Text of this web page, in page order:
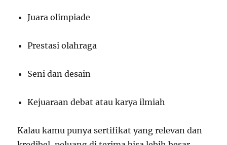
Juara olimpiade
Prestasi olahraga
Seni dan desain
Kejuaraan debat atau karya ilmiah
Kalau kamu punya sertifikat yang relevan dan